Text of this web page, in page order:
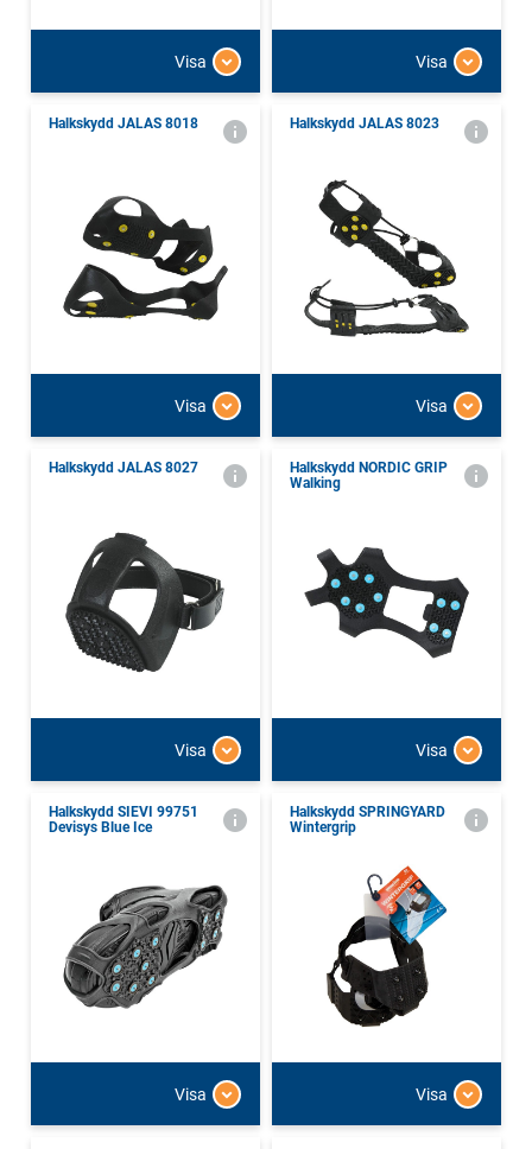
Visa Visa
Halkskydd JALAS 8018
Visa
Halkskydd JALAS 8023
Visa
Halkskydd JALAS 8027
Visa
Halkskydd NORDIC GRIP
Walking
Visa
Halkskydd SIEVI 99751
Devisys Blue Ice
Visa
Halkskydd SPRINGYARD
Wintergrip
Visa